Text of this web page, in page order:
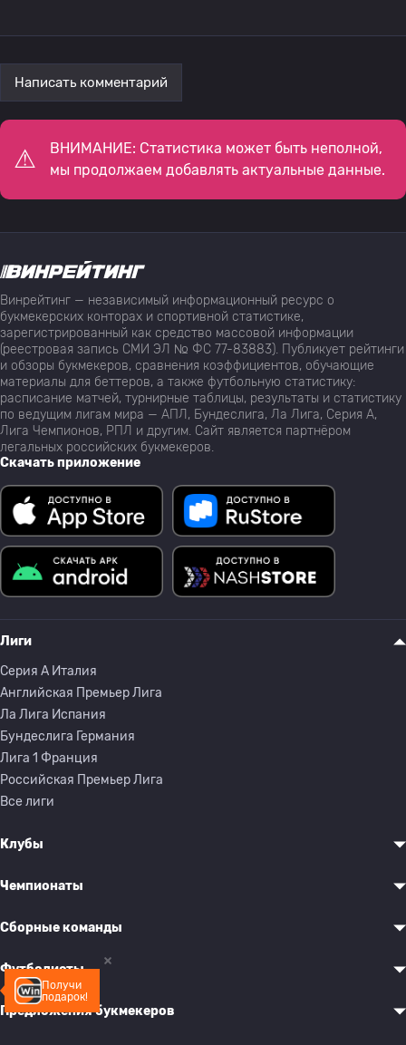
Написать комментарий
ВНИМАНИЕ: Статистика может быть неполной,
мы продолжаем добавлять актуальные данные.
Получи
подарок!
Винрейтинг — независимый информационный ресурс о
букмекерских конторах и спортивной статистике,
зарегистрированный как средство массовой информации
(реестровая запись СМИ ЭЛ № ФС 77-83883). Публикует рейтинги
и обзоры букмекеров, сравнения коэффициентов, обучающие
материалы для беттеров, а также футбольную статистику:
расписание матчей, турнирные таблицы, результаты и статистику
по ведущим лигам мира — АПЛ, Бундеслига, Ла Лига, Серия А,
Лига Чемпионов, РПЛ и другим. Сайт является партнёром
легальных российских букмекеров.
Скачать приложение
Лиги
Серия A Италия
Английская Премьер Лига
Ла Лига Испания
Бундеслига Германия
Лига 1 Франция
Российская Премьер Лига
Все лиги
Клубы
Чемпионаты
Сборные команды
Футболисты
Предложения букмекеров